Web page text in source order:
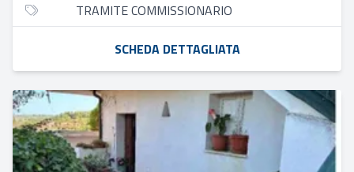
TRAMITE COMMISSIONARIO
SCHEDA DETTAGLIATA